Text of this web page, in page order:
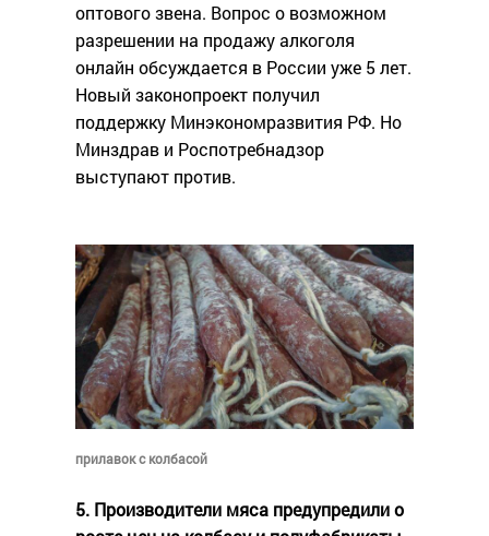
оптового звена. Вопрос о возможном
разрешении на продажу алкоголя
онлайн обсуждается в России уже 5 лет.
Новый законопроект получил
поддержку Минэкономразвития РФ. Но
Минздрав и Роспотребнадзор
выступают против.
прилавок с колбасой
5. Производители мяса предупредили о